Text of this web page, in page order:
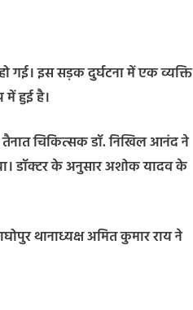
गई। इस सड़क दुर्घटना में एक व्यक्ति
में हुई है।
तैनात चिकित्सक डॉ. निखिल आनंद ने
डॉक्टर के अनुसार अशोक यादव के
थानाध्यक्ष अमित कुमार राय ने